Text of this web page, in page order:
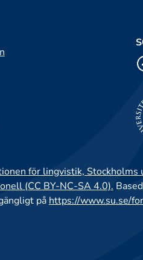
för lingvistik, Stockholms
(CC BY-NC-SA 4.0).
på https://www.su.se/